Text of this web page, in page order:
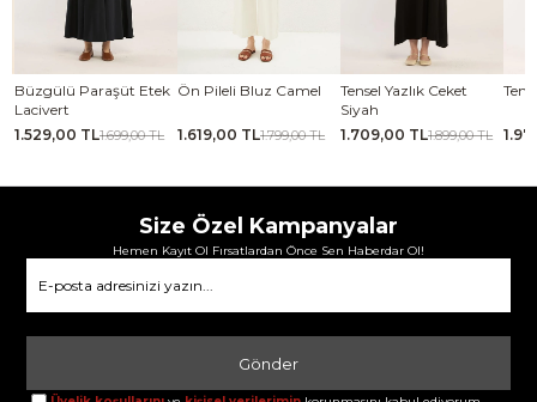
Büzgülü Paraşüt Etek
Lacivert
1.529,00 TL1.699,00 TL
Ön Pileli Bluz Camel
1.619,00 TL1.799,00 TL
Tensel Yazlık Ceket
Siyah
1.709,00 TL1.899,00 TL
Size Özel Kampanyalar
Hemen Kayıt Ol Fırsatlardan Önce Sen Haberdar Ol!
Gönder